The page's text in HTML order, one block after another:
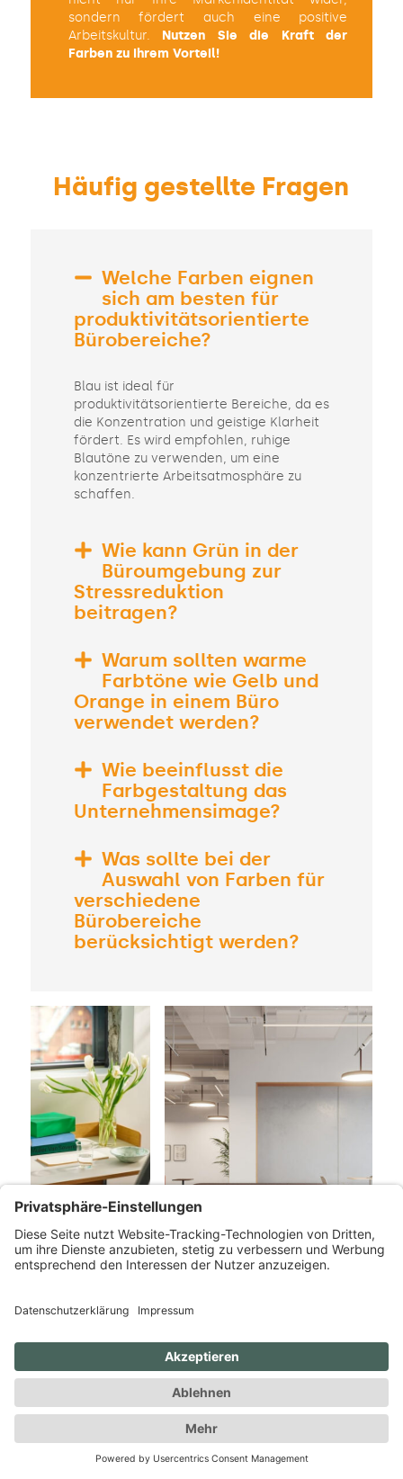
sondern fördert auch eine positive
Arbeitskultur. Nutzen Sie die Kraft der
Farben zu Ihrem Vorteil!
Häufig gestellte Fragen
Welche Farben eignen
sich am besten für
produktivitätsorientierte
Bürobereiche?
Blau ist ideal für
produktivitätsorientierte Bereiche, da es
die Konzentration und geistige Klarheit
fördert. Es wird empfohlen, ruhige
Blautöne zu verwenden, um eine
konzentrierte Arbeitsatmosphäre zu
schaffen.
Wie kann Grün in der
Büroumgebung zur
Stressreduktion
beitragen?
Warum sollten warme
Farbtöne wie Gelb und
Orange in einem Büro
verwendet werden?
Wie beeinflusst die
Farbgestaltung das
Unternehmensimage?
Was sollte bei der
Auswahl von Farben für
verschiedene
Bürobereiche
berücksichtigt werden?
Wir
haben
Ihr
Interesse